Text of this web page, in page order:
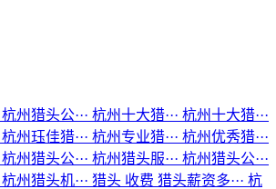
杭州猎头公··· 杭州十大猎··· 杭州十大猎···
杭州珏佳猎··· 杭州专业猎··· 杭州优秀猎···
杭州猎头公··· 杭州猎头服··· 杭州猎头公···
杭州猎头机··· 猎头 收费 猎头薪资多··· 杭